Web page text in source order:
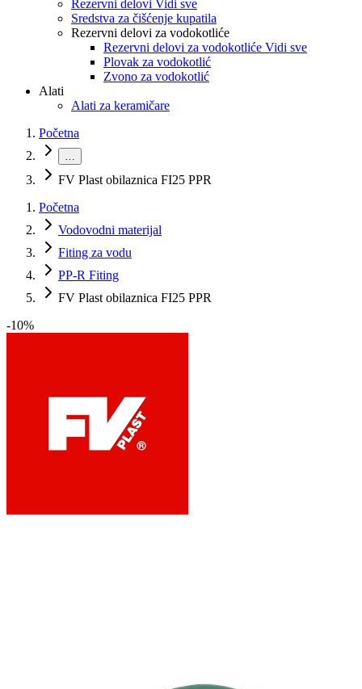
Rezervni delovi Vidi sve
Sredstva za čišćenje kupatila
Rezervni delovi za vodokotliće
Rezervni delovi za vodokotliće Vidi sve
Plovak za vodokotlić
Zvono za vodokotlić
Alati
Alati za keramičare
Početna
…
FV Plast obilaznica FI25 PPR
Početna
Vodovodni materijal
Fiting za vodu
PP-R Fiting
FV Plast obilaznica FI25 PPR
-10%